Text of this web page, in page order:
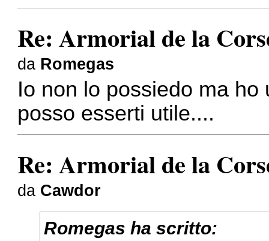
Re: Armorial de la
da Romegas
Io non lo possiedo ma
posso esserti utile....
Re: Armorial de la
da Cawdor
Romegas ha scritto: